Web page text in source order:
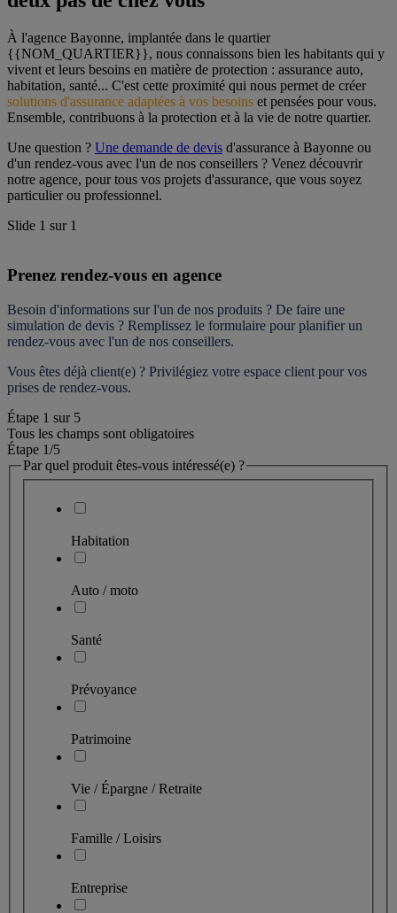
À l'agence Bayonne, implantée dans le quartier
{{NOM_QUARTIER}}, nous connaissons bien les habitants qui y
vivent et leurs besoins en matière de protection : assurance auto,
habitation, santé... C'est cette proximité qui nous permet de créer
solutions d'assurance adaptées à vos besoins et pensées pour vous.
Ensemble, contribuons à la protection et à la vie de notre quartier.
Une question ? Une demande de devis d'assurance à Bayonne ou
d'un rendez-vous avec l'un de nos conseillers ? Venez découvrir
notre agence, pour tous vos projets d'assurance, que vous soyez
particulier ou professionnel.
Slide 1 sur 1
Prenez rendez-vous en agence
Besoin d'informations sur l'un de nos produits ? De faire une
simulation de devis ? Remplissez le formulaire pour planifier un
rendez-vous avec l'un de nos conseillers.
Vous êtes déjà client(e) ? Privilégiez votre espace client pour vos
prises de rendez-vous.
Étape 1 sur 5
Tous les champs sont obligatoires
Étape 1/5
Par quel produit êtes-vous intéressé(e) ?
Habitation
Auto / moto
Santé
Prévoyance
Patrimoine
Vie / Épargne / Retraite
Famille / Loisirs
Entreprise